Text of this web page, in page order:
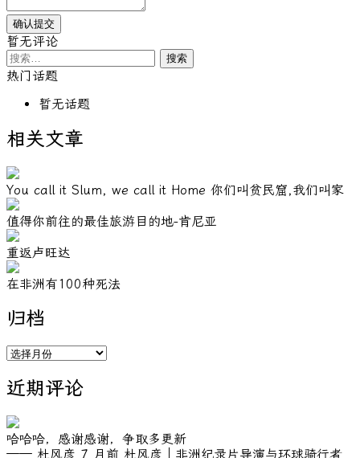
暂无评论
搜
索：
热门话题
暂无话题
相关文章
You call it Slum, we call it Home 你们叫贫民窟,我们叫家
值得你前往的最佳旅游目的地-肯尼亚
重返卢旺达
在非洲有100种死法
归档
归
近期评论
哈哈哈，感谢感谢，争取多更新
—— 杜风彦 7 月前 杜风彦｜非洲纪录片导演与环球骑行者